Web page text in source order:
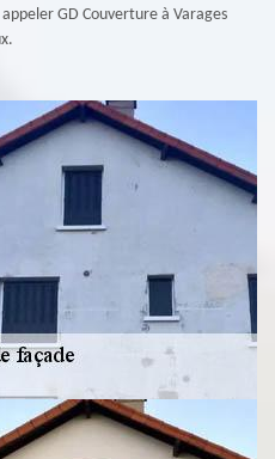
GD Couverture à Varages